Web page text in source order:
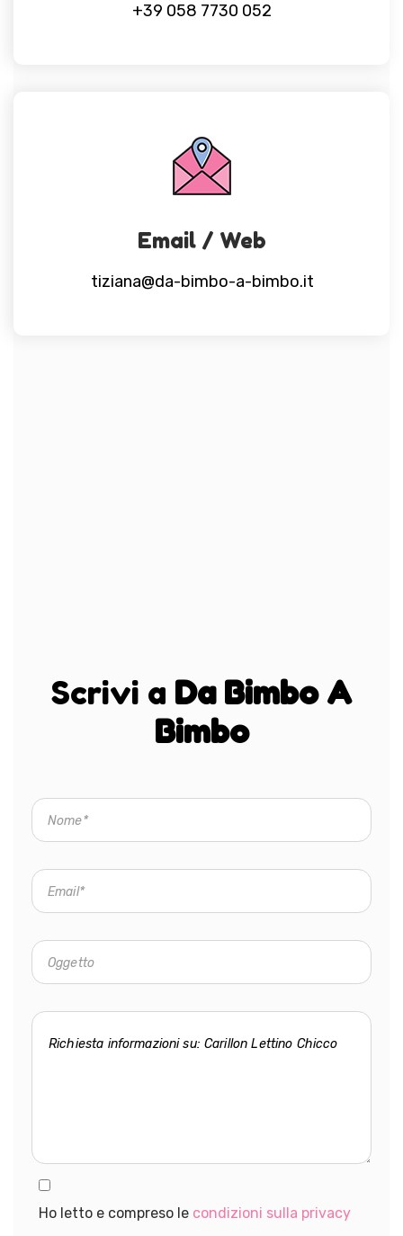
+39 058 7730 052
Email / Web
tiziana@da-bimbo-a-bimbo.it
Scrivi a Da Bimbo A
Bimbo
Ho letto e compreso le condizioni sulla privacy